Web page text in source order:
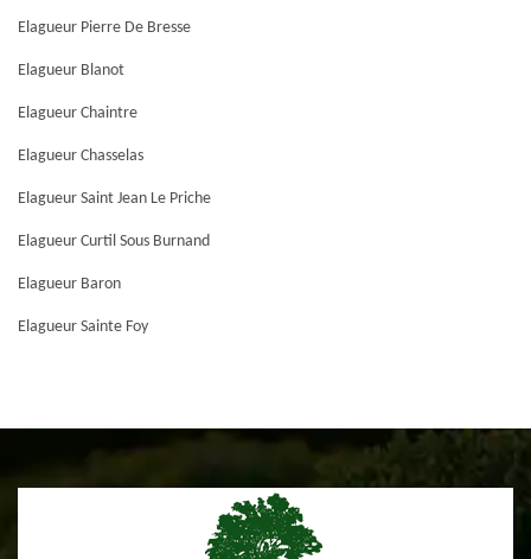
Elagueur Pierre De Bresse
Elagueur Blanot
Elagueur Chaintre
Elagueur Chasselas
Elagueur Saint Jean Le Priche
Elagueur Curtil Sous Burnand
Elagueur Baron
Elagueur Sainte Foy